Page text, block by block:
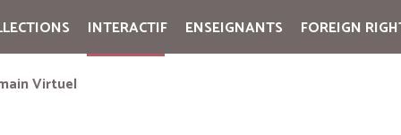
INTERACTIF ENSEIGNANTS FOREIGN
Virtuel